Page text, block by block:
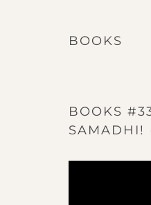
BOOKS
BOOKS
SAMADHI!